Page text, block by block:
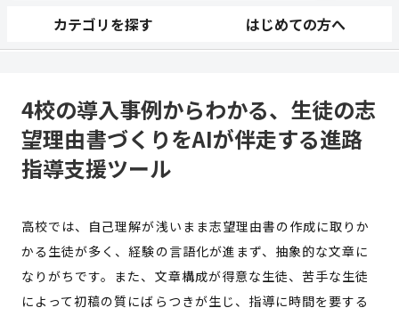
カテゴリを探す はじめての方へ
4校の導入事例からわかる、生徒の志
望理由書づくりをAIが伴走する進路
指導支援ツール
高校では、自己理解が浅いまま志望理由書の作成に取りか
かる生徒が多く、経験の言語化が進まず、抽象的な文章に
なりがちです。また、文章構成が得意な生徒、苦手な生徒
によって初稿の質にばらつきが生じ、指導に時間を要する